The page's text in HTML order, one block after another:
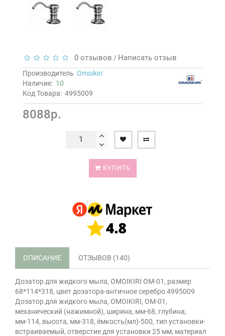
0 отзывов / Написать отзыв
Производитель Omoikiri
Наличие: 10
Код Товара: 4995009
8088р.
КУПИТЬ
ОПИСАНИЕ ОТЗЫВОВ (140)
Дозатор для жидкого мыла, OMOIKIRI OM-01, размер
68*114*318, цвет дозатора-античное серебро 4995009
Дозатор для жидкого мыла, OMOIKIRI, OM-01,
механический (нажимной), ширина, мм-68, глубина,
мм-114, высота, мм-318, ёмкость(мл)-500, тип установки-
встраиваемый, отверстие для установки 25 мм, материал